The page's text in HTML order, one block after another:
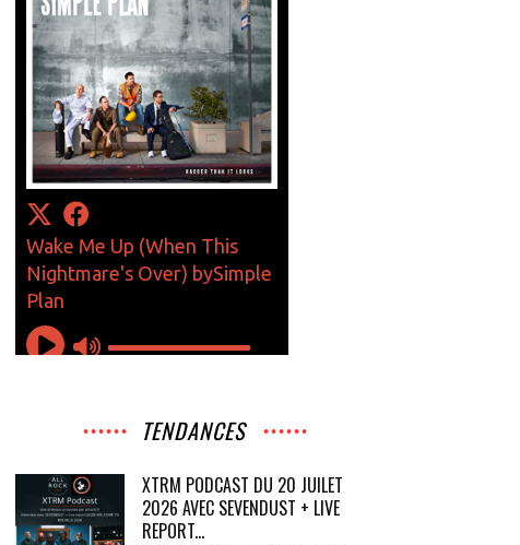
TENDANCES
XTRM PODCAST DU 20 JUILET
2026 AVEC SEVENDUST + LIVE
REPORT...